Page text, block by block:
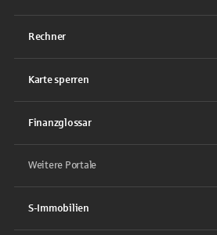
Rechner
Karte sperren
Finanzglossar
Weitere Portale
S-Immobilien